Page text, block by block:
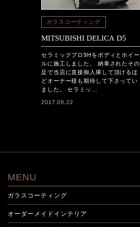
ガラスコーティング
MITSUBISHI DELICA D5
セラミックプロ9Hをボディとホイー
ルに施工しました。 納車されたその
足で当店に直接御入庫して頂けるほ
どオーナー様も期待して下さってい
ました。 セラミッ…
2017.09.22
MENU
ガラスコーティング
オーダーメイドインテリア